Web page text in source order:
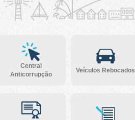
Central
Anticorrupção
Veículos Rebocados